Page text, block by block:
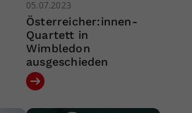
05.07.2023
Österreicher:innen-
Quartett in
Wimbledon
ausgeschieden